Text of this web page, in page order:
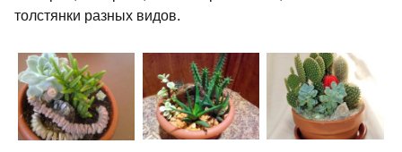
толстянки разных видов.